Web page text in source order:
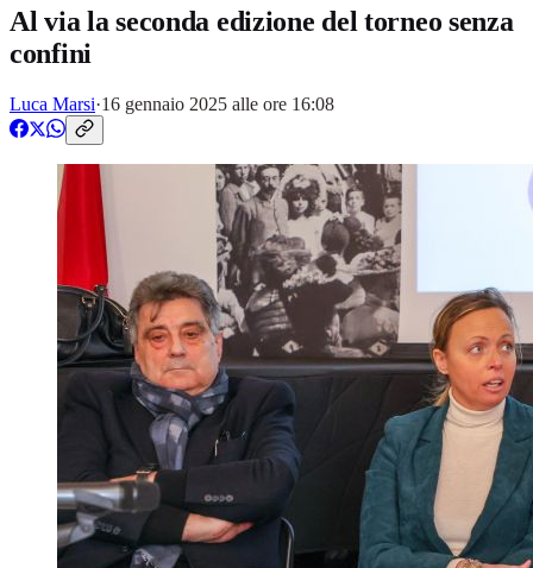
Al via la seconda edizione del torneo senza
confini
Luca Marsi·16 gennaio 2025 alle ore 16:08